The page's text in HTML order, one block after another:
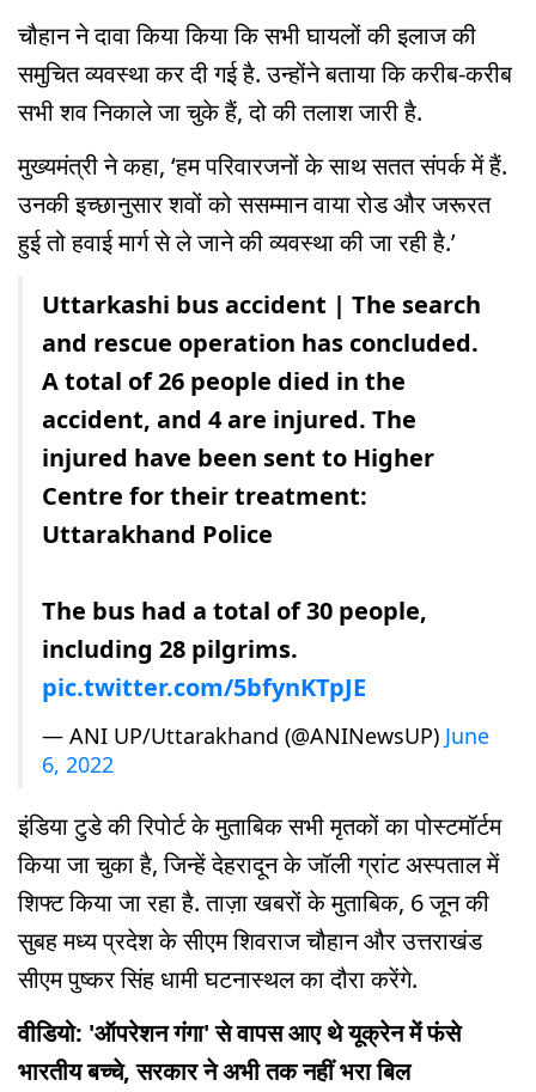
चौहान ने दावा किया किया कि सभी घायलों की इलाज की
समुचित व्यवस्था कर दी गई है. उन्होंने बताया कि करीब-करीब
सभी शव निकाले जा चुके हैं, दो की तलाश जारी है.
मुख्यमंत्री ने कहा, ‘हम परिवारजनों के साथ सतत संपर्क में हैं.
उनकी इच्छानुसार शवों को ससम्मान वाया रोड और जरूरत
हुई तो हवाई मार्ग से ले जाने की व्यवस्था की जा रही है.’
Uttarkashi bus accident | The search
and rescue operation has concluded.
A total of 26 people died in the
accident, and 4 are injured. The
injured have been sent to Higher
Centre for their treatment:
Uttarakhand Police
The bus had a total of 30 people,
including 28 pilgrims.
pic.twitter.com/5bfynKTpJE
— ANI UP/Uttarakhand (@ANINewsUP) June
6, 2022
इंडिया टुडे की रिपोर्ट के मुताबिक सभी मृतकों का पोस्टमॉर्टम
किया जा चुका है, जिन्हें देहरादून के जॉली ग्रांट अस्पताल में
शिफ्ट किया जा रहा है. ताज़ा खबरों के मुताबिक, 6 जून की
सुबह मध्य प्रदेश के सीएम शिवराज चौहान और उत्तराखंड
सीएम पुष्कर सिंह धामी घटनास्थल का दौरा करेंगे.
वीडियो: 'ऑपरेशन गंगा' से वापस आए थे यूक्रेन में फंसे
भारतीय बच्चे, सरकार ने अभी तक नहीं भरा बिल